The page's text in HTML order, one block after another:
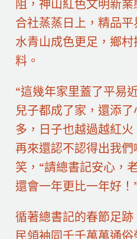
阻，神山紅色文明新
合社蒸蒸日上，精品
水青山成色更足，鄉
料。
“這幾年家里蓋了平易
兒子都成了家，還添
多，日子也越過越紅
再來還認不認得出我
笑，“請總書記安心，
還會一年更比一年好！
循著總書記的春節足
民領袖同千千萬萬通